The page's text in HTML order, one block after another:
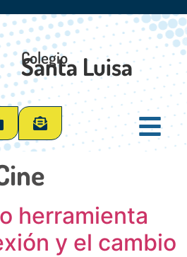
Colegio
Santa Luisa
herramienta
y el cambio